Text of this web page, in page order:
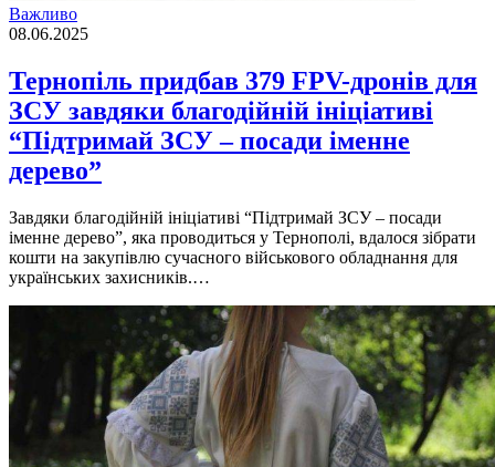
Важливо
08.06.2025
Тернопіль придбав 379 FPV-дронів для
ЗСУ завдяки благодійній ініціативі
“Підтримай ЗСУ – посади іменне
дерево”
Завдяки благодійній ініціативі “Підтримай ЗСУ – посади
іменне дерево”, яка проводиться у Тернополі, вдалося зібрати
кошти на закупівлю сучасного військового обладнання для
українських захисників.…